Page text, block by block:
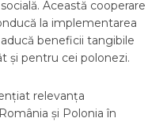
Această cooperare
la implementarea
beneficii tangibile
și pentru cei polonezi.
relevanța
și Polonia în